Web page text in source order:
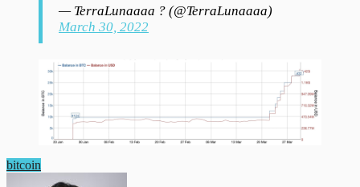
— TerraLunaaaa ? (@TerraLunaaaa)
March 30, 2022
bitcoin